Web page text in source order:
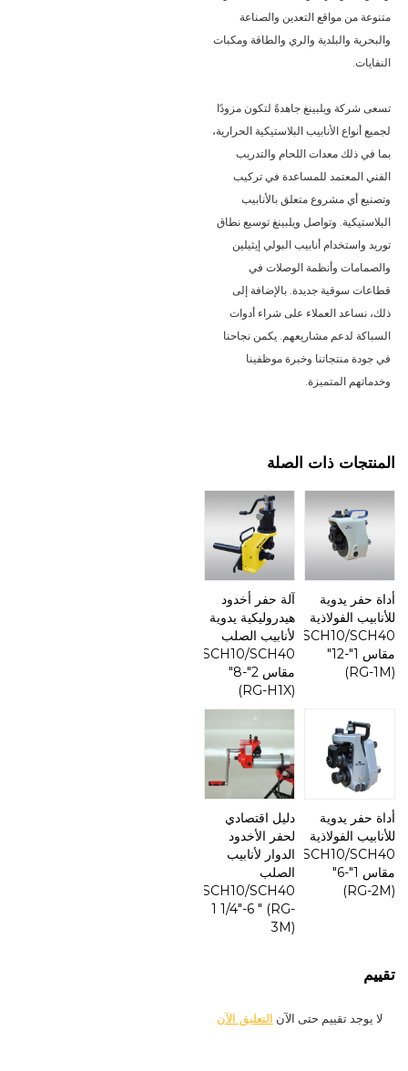
متنوعة من مواقع التعدين والصناعة
والبحرية والبلدية والري والطاقة ومكبات
النفايات.
تسعى شركة ويلبينغ جاهدةً لتكون مزودًا
لجميع أنواع الأنابيب البلاستيكية الحرارية،
بما في ذلك معدات اللحام والتدريب
الفني المعتمد للمساعدة في تركيب
وتصنيع أي مشروع متعلق بالأنابيب
البلاستيكية. وتواصل ويلبينغ توسيع نطاق
توريد واستخدام أنابيب البولي إيثيلين
والصمامات وأنظمة الوصلات في
قطاعات سوقية جديدة. بالإضافة إلى
ذلك، نساعد العملاء على شراء أدوات
السباكة لدعم مشاريعهم. يكمن نجاحنا
في جودة منتجاتنا وخبرة موظفينا
وخدماتهم المتميزة.
المنتجات ذات الصلة
أداة حفر يدوية
للأنابيب الفولاذية
SCH10/SCH40
مقاس 1"-12"
(RG-1M)
آلة حفر أخدود
هيدروليكية يدوية
لأنابيب الصلب
SCH10/SCH40
مقاس 2"-8"
(RG-H1X)
أداة حفر يدوية
للأنابيب الفولاذية
SCH10/SCH40
مقاس 1"-6"
(RG-2M)
دليل اقتصادي
لحفر الأخدود
الدوار لأنابيب
الصلب
SCH10/SCH40
1 1/4"-6 " (RG-
3M)
تقييم
لا يوجد تقييم حتى الآن التعليق الآن